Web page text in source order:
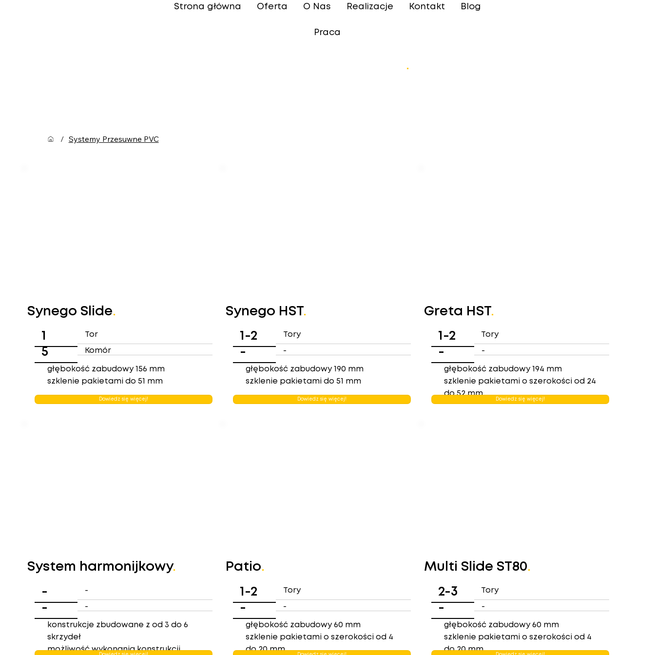
Strona główna Oferta O Nas Realizacje Kontakt Blog
Praca
.
Synego Slide.
1
Komór
5
głębokość zabudowy 156 mm
szklenie pakietami do 51 mm
Tor
Dowiedz się więcej!
Synego HST.
1-2
-
-
głębokość zabudowy 190 mm
szklenie pakietami do 51 mm
Tory
Dowiedz się więcej!
Greta HST.
1-2
-
-
głębokość zabudowy 194 mm
szklenie pakietami o szerokości od 24
do 52 mm
Tory
Dowiedz się więcej!
System harmonijkowy.
-
-
-
konstrukcje zbudowane z od 3 do 6
skrzydeł
możliwość wykonania konstrukcji
-
Patio.
1-2
-
-
głębokość zabudowy 60 mm
szklenie pakietami o szerokości od 4
do 20 mm
Tory
Multi Slide ST80.
2-3
-
-
głębokość zabudowy 60 mm
szklenie pakietami o szerokości od 4
do 20 mm
Tory
/ Systemy Przesuwne PVC